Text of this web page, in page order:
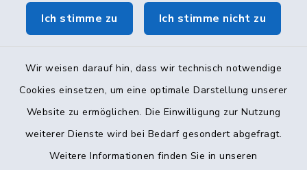
Ich stimme zu Ich stimme nicht zu
Wir weisen darauf hin, dass wir technisch notwendige
Cookies einsetzen, um eine optimale Darstellung unserer
Website zu ermöglichen. Die Einwilligung zur Nutzung
weiterer Dienste wird bei Bedarf gesondert abgefragt.
Weitere Informationen finden Sie in unseren
Barrierefreiheit